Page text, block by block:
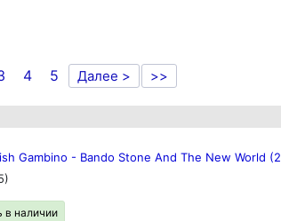
4 5 Далее > >>
Gambino - Bando Stone And The New World
в наличии